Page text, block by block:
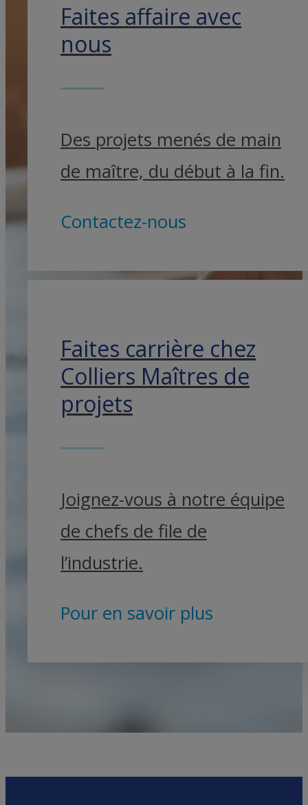
Faites affaire avec
nous
Des projets menés de main
de maître, du début à la fin.
Contactez-nous
Faites carrière chez
Colliers Maîtres de
projets
Joignez-vous à notre équipe
de chefs de file de
l’industrie.
Pour en savoir plus